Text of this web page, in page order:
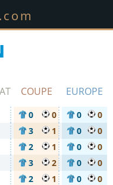
.com
COUPE EUROPE
0 0 0 0
3 1 0 0
2 1 0 0
3 2 0 0
2 1 0 0